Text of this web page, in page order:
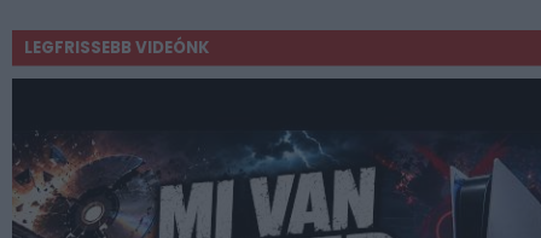
LEGFRISSEBB VIDEÓNK